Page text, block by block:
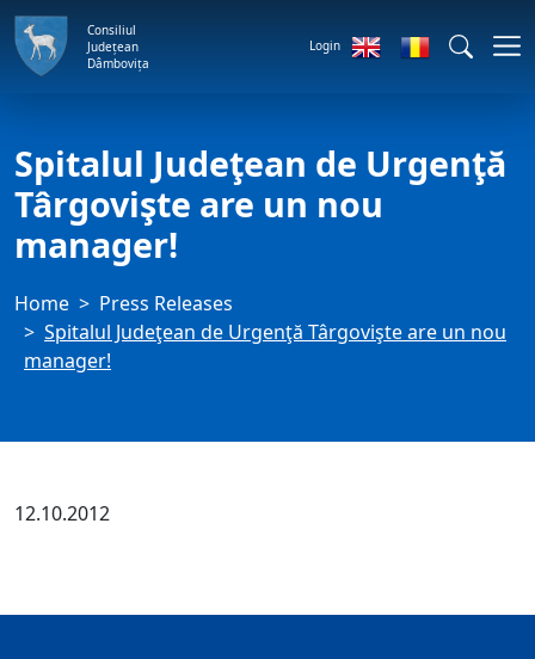
Consiliul
Județean
Dâmbovița
Login
Spitalul Judeţean de Urgenţă
Târgovişte are un nou
manager!
Home
Press Releases
Spitalul Judeţean de Urgenţă Târgovişte are un nou
manager!
12.10.2012